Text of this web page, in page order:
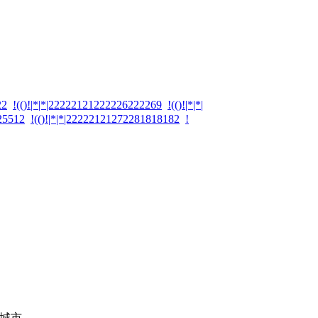
!(()!|*|*|22222121222226222269 !(()!|*|*|
!(()!|*|*|22222121272281818182 !